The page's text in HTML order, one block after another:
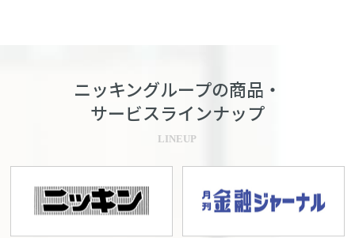
ニッキングループの商品・
サービスラインナップ
LINEUP